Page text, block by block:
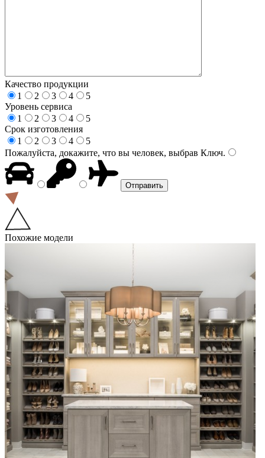
Качество продукции
1
2 3 4
5
Уровень сервиса
1
2 3 4
5
Срок изготовления
1
2 3 4
5
Пожалуйста, докажите, что вы человек, выбрав Ключ.
Похожие модели